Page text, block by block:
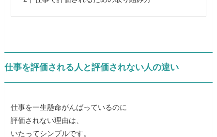
仕事を評価される人と評価されない人の違い
仕事を一生懸命がんばっているのに
評価されない理由は、
いたってシンプルです。